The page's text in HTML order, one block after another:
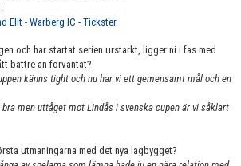
Elit - Warberg IC - Tickster
och har startat serien urstarkt, ligger ni i fas med
bättre än förväntat?
känns tight och nu har vi ett gemensamt mål och en
men uttåget mot Lindås i svenska cupen är vi såklart
utmaningarna med det nya lagbygget?